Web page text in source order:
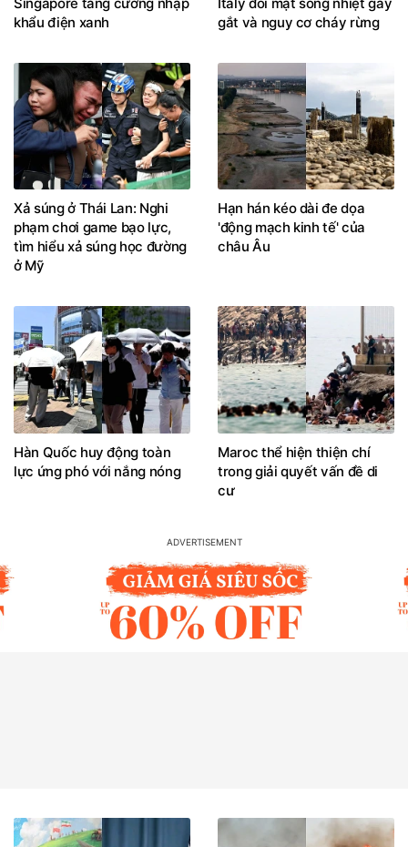
khẩu điện xanh
gắt và nguy cơ cháy rừng
Xả súng ở Thái Lan: Nghi
phạm chơi game bạo lực,
tìm hiểu xả súng học đường
ở Mỹ
Hạn hán kéo dài đe dọa
'động mạch kinh tế' của
châu Âu
Hàn Quốc huy động toàn
lực ứng phó với nắng nóng
Maroc thể hiện thiện chí
trong giải quyết vấn đề di
cư